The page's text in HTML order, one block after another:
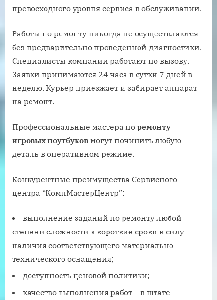
превосходного уровня сервиса в обслуживании.
Работы по ремонту никогда не осуществляются
без предварительно проведенной диагностики.
Специалисты компании работают по вызову.
Заявки принимаются 24 часа в сутки 7 дней в
неделю. Курьер приезжает и забирает аппарат
на ремонт.
Профессиональные мастера по ремонту
игровых ноутбуков могут починить любую
деталь в оперативном режиме.
Конкурентные преимущества Сервисного
центра “КомпМастерЦентр”:
выполнение заданий по ремонту любой
степени сложности в короткие сроки в силу
наличия соответствующего материально-
технического оснащения;
доступность ценовой политики;
качество выполнения работ – в штате